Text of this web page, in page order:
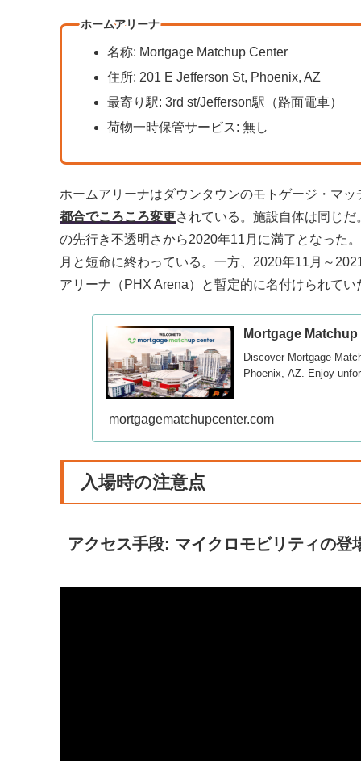
ホームアリーナ
名称: Mortgage Matchup Center
住所: 201 E Jefferson St, Phoenix, AZ
最寄り駅: 3rd st/Jefferson駅（路面電車）
荷物一時保管サービス: 無し
ホームアリーナはダウンタウンのモトゲージ・マ
都合でころころ変更されている。施設自体は同じ
の先行き不透明さから2020年11月に満了となった
月と短命に終わっている。一方、2020年11月～
アリーナ（PHX Arena）と暫定的に名付けられてい
Mortgage Matchup
Discover Mortgage
Phoenix, AZ. Enjoy
mortgagematchupcenter.com
入場時の注意点
アクセス手段: マイクロモビリティの登